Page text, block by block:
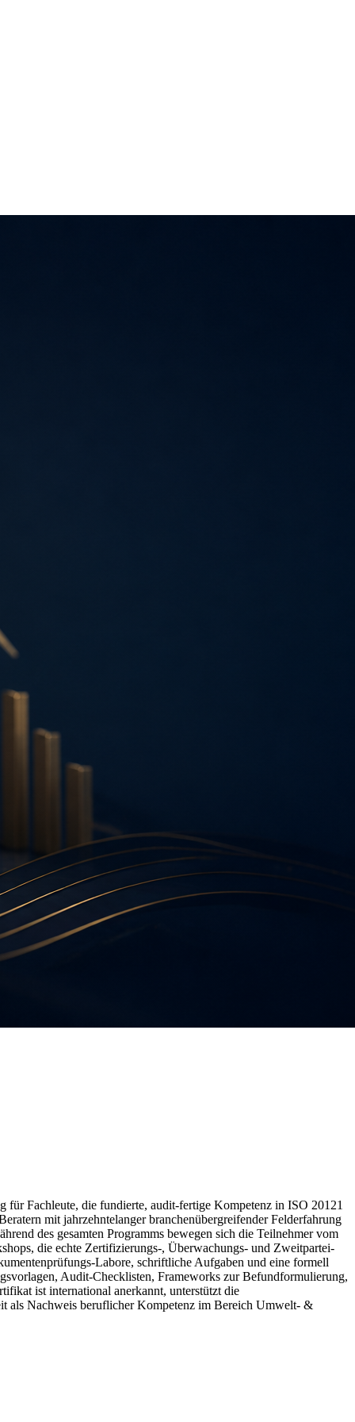
Fachleute, die fundierte, audit-fertige Kompetenz in ISO 20121
mit jahrzehntelanger branchenübergreifender Felderfahrung
des gesamten Programms bewegen sich die Teilnehmer vom
die echte Zertifizierungs-, Überwachungs- und Zweitpartei-
Labore, schriftliche Aufgaben und eine formell
Audit-Checklisten, Frameworks zur Befundformulierung,
ist international anerkannt, unterstützt die
als Nachweis beruflicher Kompetenz im Bereich Umwelt- &